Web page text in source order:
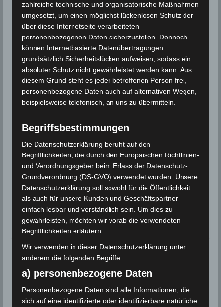
Akouda/Sousse: 1,4 Liter/m2
Tataouine:
Tozeur:
Tunis:
Zaghouan: 2-8 Liter/m2
Quelle:INM
Für die Nutzung von Google Adsense (Google Ireland
Limited, Gordon House, Barrow Street, Dublin, D04 E5W5,
Ireland) benötigen wir laut DSGVO Ihre Zustimmung. Es
werden seitens Google Adsense personenbezogene
Daten erhoben, verarbeitet und gespeichert. Welche
Daten genau entnehmen Sie bitte den
Datenschutzbedingungen.
Google Adsenseist deaktiviert.
✓ Erlauben Datenschutzbedingungen
Niederschlagsmengen Tunesien: Mo, 21 Sep – Di, 2
2 Sep 2020, 7 Uhr
25/26 Sep 2020: Warnung vor starken Winden
zahlreiche technische und organisatorische Maßnahmen
umgesetzt, um einen möglichst lückenlosen Schutz der
über diese Internetseite verarbeiteten
personenbezogenen Daten sicherzustellen. Dennoch
können Internetbasierte Datenübertragungen
grundsätzlich Sicherheitslücken aufweisen, sodass ein
absoluter Schutz nicht gewährleistet werden kann. Aus
diesem Grund steht es jeder betroffenen Person frei,
personenbezogene Daten auch auf alternativen Wegen,
beispielsweise telefonisch, an uns zu übermitteln.
Begriffsbestimmungen
Die Datenschutzerklärung beruht auf den
Begrifflichkeiten, die durch den Europäischen Richtlinien-
und Verordnungsgeber beim Erlass der Datenschutz-
Grundverordnung (DS-GVO) verwendet wurden. Unsere
Datenschutzerklärung soll sowohl für die Öffentlichkeit
als auch für unsere Kunden und Geschäftspartner
einfach lesbar und verständlich sein. Um dies zu
gewährleisten, möchten wir vorab die verwendeten
Begrifflichkeiten erläutern.
Wir verwenden in dieser Datenschutzerklärung unter
anderem die folgenden Begriffe:
a) personenbezogene Daten
Personenbezogene Daten sind alle Informationen, die
sich auf eine identifizierte oder identifizierbare natürliche